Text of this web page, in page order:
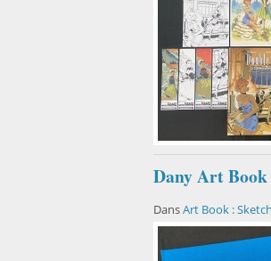
Dany Art
DansArt Book :